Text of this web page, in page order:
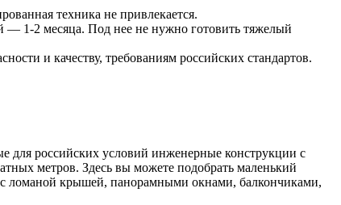
техника не привлекается.
— 1-2 месяца. Под нее не нужно готовить тяжелый
и качеству, требованиям российских стандартов.
для российских условий инженерные конструкции с
метров. Здесь вы можете подобрать маленький
ломаной крышей, панорамными окнами, балкончиками,